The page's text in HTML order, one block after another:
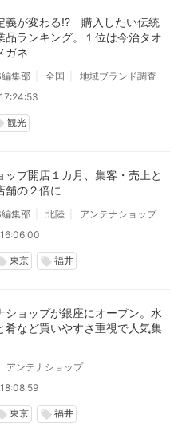
義が変わる!? 購入したい伝統
品ランキング。１位は今治タオ
ガネ
集部 全国
地域ブランド調査
観光
ップ開店１カ月、集客・売上と
舗の２倍に
集部 北陸
アンテナショップ
東京 local_offer 福井
ショップが銀座にオープン。水
肴など買いやすさ重視で人気集
アンテナショップ
東京 local_offer 福井